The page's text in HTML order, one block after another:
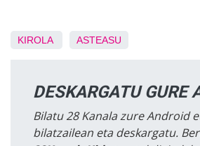
KIROLA ASTEASU
DESKARGATU GURE
Bilatu 28 Kanala zure Android
bilatzailean eta deskargatu.